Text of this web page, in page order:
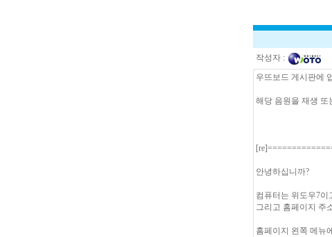
작성자 :
우뜨보드 게시판에
해당 음원을 재생 또
안녕하십니까?
컴퓨터는 위도우7이
그리고 홈페이지 주
홈페이지 왼쪽 메뉴